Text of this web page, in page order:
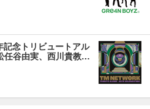
念トリビュートアル
任谷由実、西川貴教…